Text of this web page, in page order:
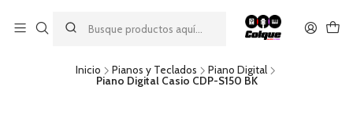
descuento por pago con transferencia bancaria
por una compra mínima de $49.990. Este descuento no es
acumulable a otras promociones ni aplicable a gastos de envío.
Inicio Pianos y Teclados
Piano Digital
Piano Digital Casio CDP-S150 BK